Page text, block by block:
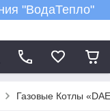
"ВодаТепло"
Газовые Котлы